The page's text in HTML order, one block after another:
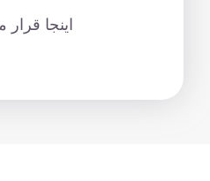
اینجا قرار می‌گیره.